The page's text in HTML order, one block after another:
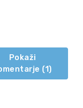
Pokaži
(1)